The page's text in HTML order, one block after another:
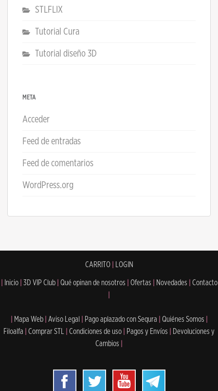
STLFLIX
Tutorial Cura
Tutorial diseño 3D
META
Acceder
Feed de entradas
Feed de comentarios
WordPress.org
CARRITO| LOGIN
Inicio 3D VIP Club Qué opinan de nosotros Ofertas Novedades
Contacto
Mapa Web Aviso Legal Pago aplazado con Sequra Quiénes Somos
Filoalfa
Comprar STL Condiciones de uso Pagos y Envíos
Devoluciones y
Cambios